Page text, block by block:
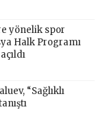
yönelik spor
Halk Programı
“Sağlıklı